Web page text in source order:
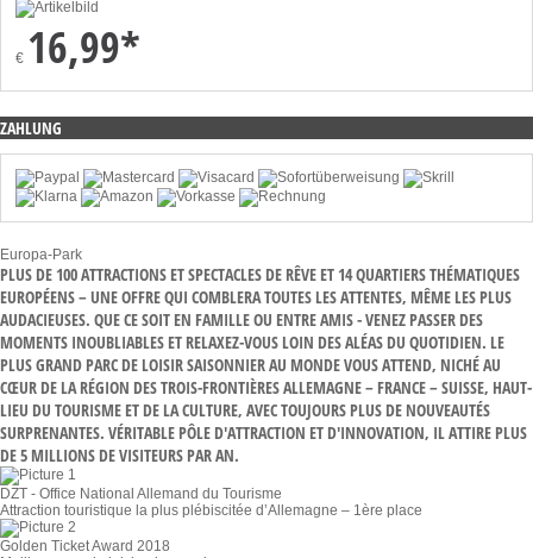
€ 16,99*
ZAHLUNG
Europa-Park
PLUS DE 100 ATTRACTIONS ET SPECTACLES DE RÊVE ET 14 QUARTIERS THÉMATIQUES
EUROPÉENS – UNE OFFRE QUI COMBLERA TOUTES LES ATTENTES, MÊME LES PLUS
AUDACIEUSES. QUE CE SOIT EN FAMILLE OU ENTRE AMIS - VENEZ PASSER DES
MOMENTS INOUBLIABLES ET RELAXEZ-VOUS LOIN DES ALÉAS DU QUOTIDIEN. LE
PLUS GRAND PARC DE LOISIR SAISONNIER AU MONDE VOUS ATTEND, NICHÉ AU
CŒUR DE LA RÉGION DES TROIS-FRONTIÈRES ALLEMAGNE – FRANCE – SUISSE, HAUT-
LIEU DU TOURISME ET DE LA CULTURE, AVEC TOUJOURS PLUS DE NOUVEAUTÉS
SURPRENANTES. VÉRITABLE PÔLE D'ATTRACTION ET D'INNOVATION, IL ATTIRE PLUS
DE 5 MILLIONS DE VISITEURS PAR AN.
DZT - Office National Allemand du Tourisme
Attraction touristique la plus plébiscitée d’Allemagne – 1ère place
Golden Ticket Award 2018